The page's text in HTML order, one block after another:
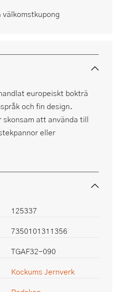
välkomstkupong
europeiskt bokträ
och fin design.
skonsam att använda till
eller
125337
7350101311356
TGAF32-090
Kockums Jernverk